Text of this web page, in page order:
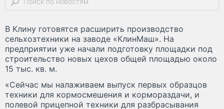
В Клину готовятся расширить производство
сельхозтехники на заводе «КлинМаш». На
предприятии уже начали подготовку площадки под
строительство новых цехов общей площадью около
15 тыс. кв. м.
«Сейчас мы налаживаем выпуск первых образцов
техники для кормосмешения и кормораздачи, и
полевой прицепной техники для разбрасывания